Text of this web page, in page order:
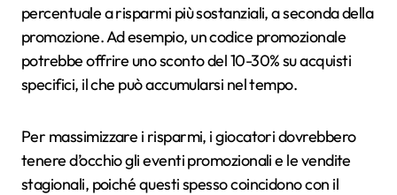
percentuale a risparmi più sostanziali, a seconda della
promozione. Ad esempio, un codice promozionale
potrebbe offrire uno sconto del 10-30% su acquisti
specifici, il che può accumularsi nel tempo.
Per massimizzare i risparmi, i giocatori dovrebbero
tenere d’occhio gli eventi promozionali e le vendite
stagionali, poiché questi spesso coincidono con il